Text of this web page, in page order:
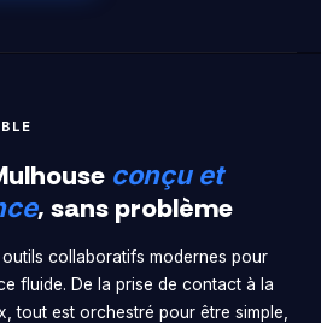
conçu et
, sans problème
collaboratifs modernes pour
fluide. De la prise de contact à la
tout est orchestré pour être simple,